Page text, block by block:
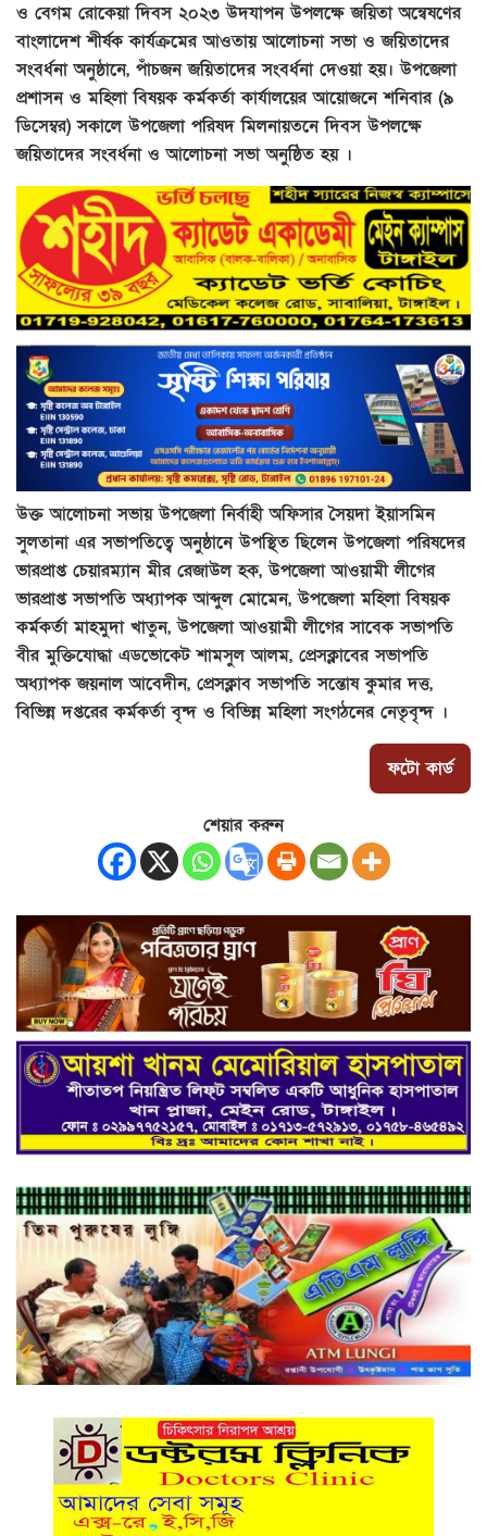
ও বেগম রোকেয়া দিবস ২০২৩ উদযাপন উপলক্ষে জয়িতা অন্বেষণের
বাংলাদেশ শীর্ষক কার্যক্রমের আওতায় আলোচনা সভা ও জয়িতাদের
সংবর্ধনা অনুষ্ঠানে, পাঁচজন জয়িতাদের সংবর্ধনা দেওয়া হয়। উপজেলা
প্রশাসন ও মহিলা বিষয়ক কর্মকর্তা কার্যালয়ের আয়োজনে শনিবার (৯
ডিসেম্বর) সকালে উপজেলা পরিষদ মিলনায়তনে দিবস উপলক্ষে
জয়িতাদের সংবর্ধনা ও আলোচনা সভা অনুষ্ঠিত হয় ।
উক্ত আলোচনা সভায় উপজেলা নির্বাহী অফিসার সৈয়দা ইয়াসমিন
সুলতানা এর সভাপতিত্বে অনুষ্ঠানে উপস্থিত ছিলেন উপজেলা পরিষদের
ভারপ্রাপ্ত চেয়ারম্যান মীর রেজাউল হক, উপজেলা আওয়ামী লীগের
ভারপ্রাপ্ত সভাপতি অধ্যাপক আব্দুল মোমেন, উপজেলা মহিলা বিষয়ক
কর্মকর্তা মাহমুদা খাতুন, উপজেলা আওয়ামী লীগের সাবেক সভাপতি
বীর মুক্তিযোদ্ধা এডভোকেট শামসুল আলম, প্রেসক্লাবের সভাপতি
অধ্যাপক জয়নাল আবেদীন, প্রেসক্লাব সভাপতি সন্তোষ কুমার দত্ত,
বিভিন্ন দপ্তরের কর্মকর্তা বৃন্দ ও বিভিন্ন মহিলা সংগঠনের নেতৃবৃন্দ ।
ফটো কার্ড
শেয়ার করুন